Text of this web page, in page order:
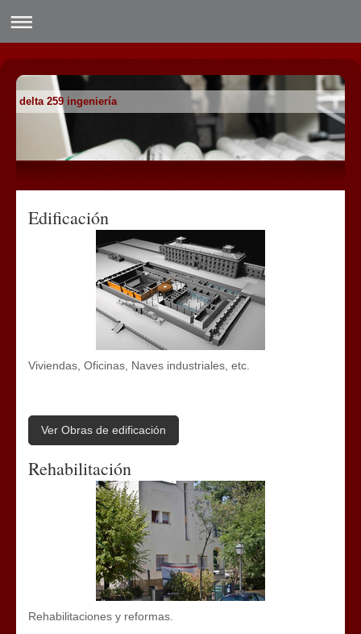
delta 259 ingeniería
Edificación
Viviendas, Oficinas, Naves industriales, etc.
Ver Obras de edificación
Rehabilitación
Rehabilitaciones y reformas.